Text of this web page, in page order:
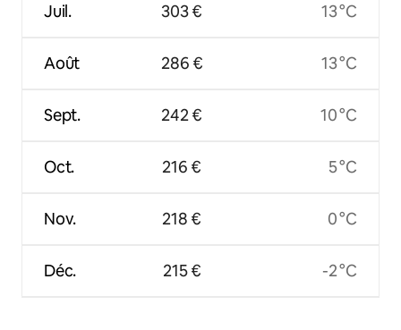
Juil.
Août
Sept.
Oct.
Nov.
Déc.
303 €
286 €
242 €
216 €
218 €
215 €
13 °C
13 °C
10 °C
5 °C
0 °C
-2 °C